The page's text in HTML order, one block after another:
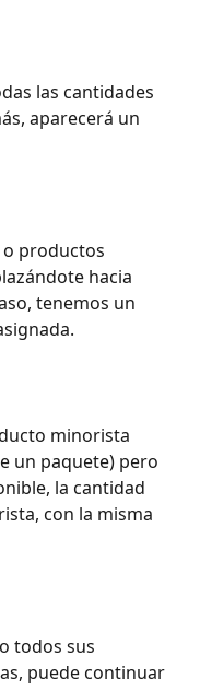
las cantidades
aparecerá un
o productos
hacia
tenemos un
minorista
un paquete) pero
la cantidad
con la misma
todos sus
puede continuar